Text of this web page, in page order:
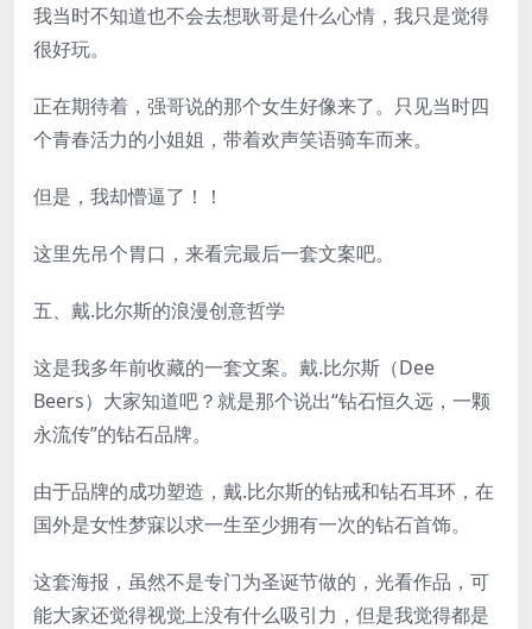
我当时不知道也不会去想耿哥是什么心情，我只是觉得
很好玩。
正在期待着，强哥说的那个女生好像来了。只见当时四
个青春活力的小姐姐，带着欢声笑语骑车而来。
但是，我却懵逼了！！
这里先吊个胃口，来看完最后一套文案吧。
五、戴.比尔斯的浪漫创意哲学
这是我多年前收藏的一套文案。戴.比尔斯（Dee
Beers）大家知道吧？就是那个说出“钻石恒久远，一颗
永流传”的钻石品牌。
由于品牌的成功塑造，戴.比尔斯的钻戒和钻石耳环，在
国外是女性梦寐以求一生至少拥有一次的钻石首饰。
这套海报，虽然不是专门为圣诞节做的，光看作品，可
能大家还觉得视觉上没有什么吸引力，但是我觉得都是